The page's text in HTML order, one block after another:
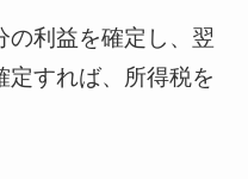
の利益を確定し、翌
定すれば、所得税を